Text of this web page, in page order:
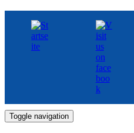
Toggle navigation